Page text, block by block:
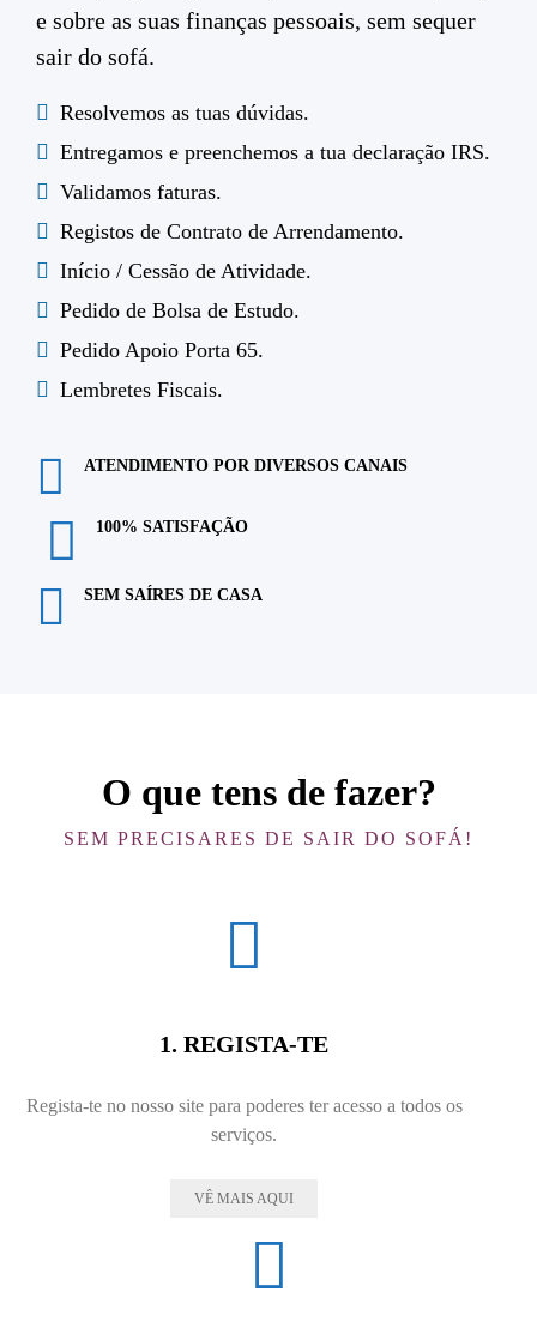
e sobre as suas finanças pessoais, sem sequer
sair do sofá.
Resolvemos as tuas dúvidas.
Entregamos e preenchemos a tua declaração IRS.
Validamos faturas.
Registos de Contrato de Arrendamento.
Início / Cessão de Atividade.
Pedido de Bolsa de Estudo.
Pedido Apoio Porta 65.
Lembretes Fiscais.
ATENDIMENTO POR DIVERSOS CANAIS
100% SATISFAÇÃO
SEM SAÍRES DE CASA
O que tens de fazer?
SEM PRECISARES DE SAIR DO SOFÁ!
1. REGISTA-TE
Regista-te no nosso site para poderes ter acesso a todos os
serviços.
VÊ MAIS AQUI